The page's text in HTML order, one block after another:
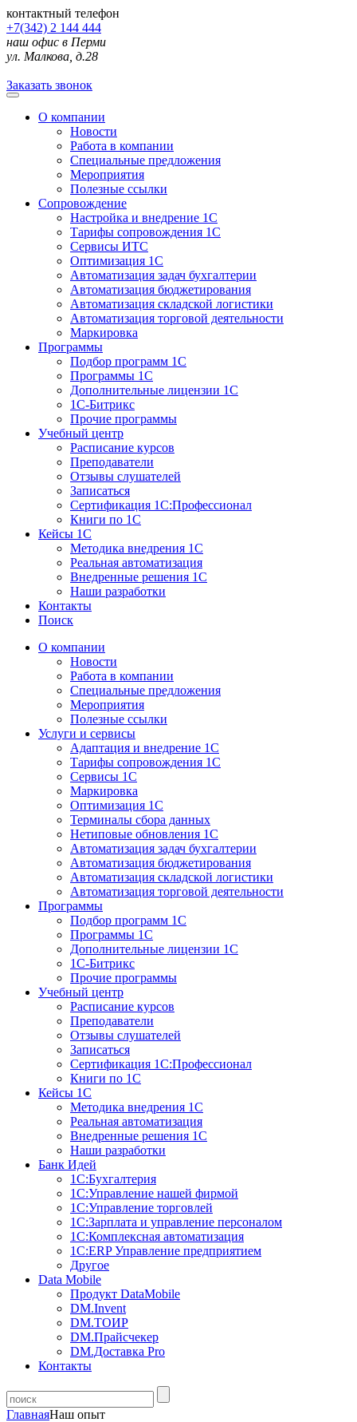
контактный телефон
+7(342) 2 144 444
наш офис в Перми
ул. Малкова, д.28
Заказать звонок
О компании
Новости
Работа в компании
Специальные предложения
Мероприятия
Полезные ссылки
Сопровождение
Настройка и внедрение 1С
Тарифы сопровождения 1С
Сервисы ИТС
Оптимизация 1С
Автоматизация задач бухгалтерии
Автоматизация бюджетирования
Автоматизация складской логистики
Автоматизация торговой деятельности
Маркировка
Программы
Подбор программ 1С
Программы 1С
Дополнительные лицензии 1С
1С-Битрикс
Прочие программы
Учебный центр
Расписание курсов
Преподаватели
Отзывы слушателей
Записаться
Сертификация 1С:Профессионал
Книги по 1С
Кейсы 1С
Методика внедрения 1С
Реальная автоматизация
Внедренные решения 1С
Наши разработки
Контакты
Поиск
О компании
Новости
Работа в компании
Специальные предложения
Мероприятия
Полезные ссылки
Услуги и сервисы
Адаптация и внедрение 1С
Тарифы сопровождения 1С
Сервисы 1С
Маркировка
Оптимизация 1С
Терминалы сбора данных
Нетиповые обновления 1С
Автоматизация задач бухгалтерии
Автоматизация бюджетирования
Автоматизация складской логистики
Автоматизация торговой деятельности
Программы
Подбор программ 1С
Программы 1С
Дополнительные лицензии 1С
1С-Битрикс
Прочие программы
Учебный центр
Расписание курсов
Преподаватели
Отзывы слушателей
Записаться
Сертификация 1С:Профессионал
Книги по 1С
Кейсы 1С
Методика внедрения 1С
Реальная автоматизация
Внедренные решения 1С
Наши разработки
Банк Идей
1С:Бухгалтерия
1С:Управление нашей фирмой
1С:Управление торговлей
1С:Зарплата и управление персоналом
1С:Комплексная автоматизация
1С:ERP Управление предприятием
Другое
Data Mobile
Продукт DataMobile
DM.Invent
DM.ТОИР
DM.Прайсчекер
DM.Доставка Pro
Контакты
ГлавнаяНаш опыт